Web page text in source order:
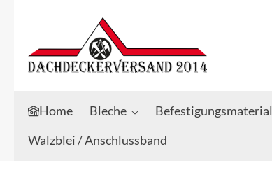
Zum Hauptinhalt springen
Zur Suche springen
Home Bleche Befestigungsmaterial
Walzblei / Anschlussband